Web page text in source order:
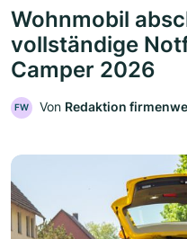
Wohnmobil
vollständige
Camper 2026
FW Von Redaktion